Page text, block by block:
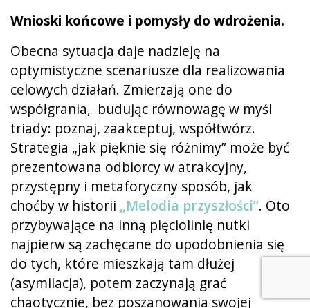
Wnioski końcowe i pomysły do wdrożenia.
Obecna sytuacja daje nadzieję na
optymistyczne scenariusze dla realizowania
celowych działań. Zmierzają one do
współgrania, budując równowagę w myśl
triady: poznaj, zaakceptuj, współtwórz.
Strategia „jak pięknie się różnimy” może być
prezentowana odbiorcy w atrakcyjny,
przystępny i metaforyczny sposób, jak
choćby w historii „Melodia przyszłości”. Oto
przybywające na inną pięciolinię nutki
najpierw są zachęcane do upodobnienia się
do tych, które mieszkają tam dłużej
(asymilacja), potem zaczynają grać
chaotycznie, bez poszanowania swojej